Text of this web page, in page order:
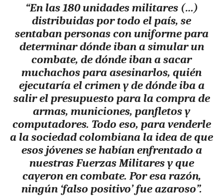
“En las 180 unidades militares (…)
distribuidas por todo el país, se
sentaban personas con uniforme para
determinar dónde iban a simular un
combate, de dónde iban a sacar
muchachos para asesinarlos, quién
ejecutaría el crimen y de dónde iba a
salir el presupuesto para la compra de
armas, municiones, panfletos y
computadores. Todo eso, para venderle
a la sociedad colombiana la idea de que
esos jóvenes se habían enfrentado a
nuestras Fuerzas Militares y que
cayeron en combate. Por esa razón,
ningún ‘falso positivo’ fue azaroso”.